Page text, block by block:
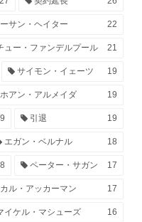
サン・ヘイター 22
ュー・ファンデルプール 21
サイモン・イェーツ 19
ホアン・アルメイダ 19
引退 19
エガン・ベルナル 18
ペーター・サガン 17
ル・アッカーマン 17
イケル・マシューズ 16